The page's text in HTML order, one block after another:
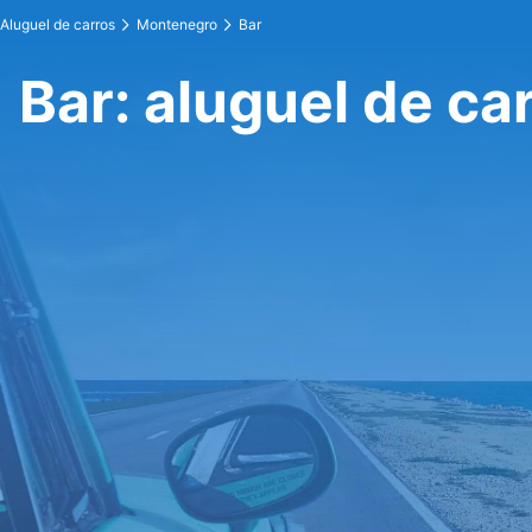
Aluguel de carros Montenegro Bar
Bar: aluguel de